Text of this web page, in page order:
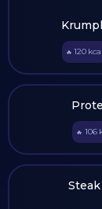
🔥 120 kcal
🔥 106